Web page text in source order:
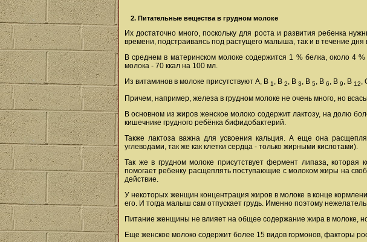
2. Питательные вещества в грудном молоке
Их достаточно много, поскольку для роста и развития ребенка
времени, подстраиваясь под растущего малыша, так и в течение
В среднем в материнском молоке содержится 1 % белка, около 4
молока - 70 ккал на 100 мл.
Из витаминов в молоке присутствуют А, В 1, В 2, В 3, В 5, В 6, В 9, В 12,
Причем, например, железа в грудном молоке не очень много, но
В основном из жиров женское молоко содержит лактозу, на долю
кишечнике грудного ребёнка бифидобактерий.
Также лактоза важна для усвоения кальция. А еще она
углеводами, так же как клетки сердца - только жирными кислотами).
Так же в грудном молоке присутствует фермент липаза, которая
помогает ребенку расщеплять поступающие с молоком жиры на
действие.
У некоторых женщин концентрация жиров в молоке в конце
его. И тогда малыш сам отпускает грудь. Именно поэтому
Питание женщины не влияет на общее содержание жира в молоке,
Еще женское молоко содержит более 15 видов гормонов, факторы